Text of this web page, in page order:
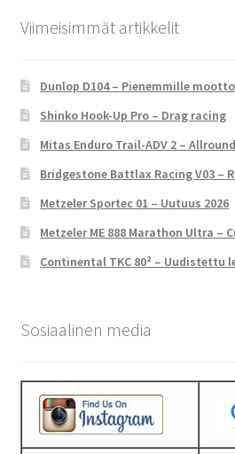
Viimeisimmät artikkelit
Dunlop D104 – Pienemmille
Shinko Hook-Up Pro – Drag racing
Mitas Enduro Trail-ADV 2 –
Bridgestone Battlax Racing V03 –
Metzeler Sportec 01 – Uutuus 2026
Metzeler ME 888 Marathon Ultra –
Continental TKC 80² – Uudistettu
Sosiaalinen media